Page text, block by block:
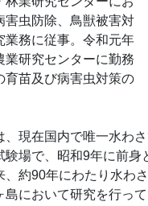
害虫防除、鳥獣被害対
業務に従事。令和元年
業研究センターに勤務
育苗及び病害虫対策の
、現在国内で唯一水わ
験場で、昭和9年に前身
、約90年にわたり水わ
島において研究を行って